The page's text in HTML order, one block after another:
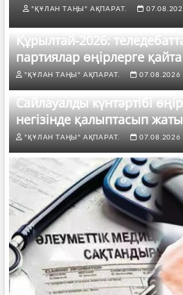
"ҚҰЛАН ТАҢЫ" АҚПАРАТ.
Құрылтай-2026:
партиялар өңірлерге
"ҚҰЛАН ТАҢЫ" АҚПАРАТ. 07.08.2026
Сайлауалды күнтәртібі
негізінде қалыптасып
"ҚҰЛАН ТАҢЫ" АҚПАРАТ. 07.08.2026